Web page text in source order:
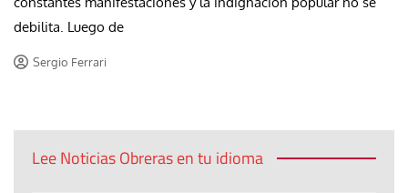
debilita. Luego de
Sergio Ferrari
Lee Noticias Obreras en tu idioma